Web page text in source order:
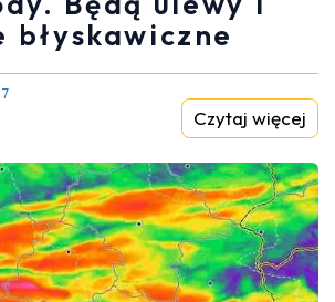
błyskawiczne
Czytaj więcej